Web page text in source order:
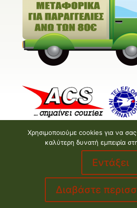
Valentine E-shop © 2026 |
byValentine floral
Χρησιμοποιούμε cookies για να
καλύτερη δυνατή εμπειρία
Εντάξει
Διαβάστε